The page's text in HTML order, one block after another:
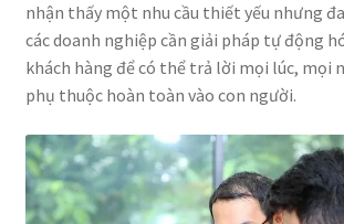
nhận thấy một nhu cầu thiết yếu nhưng
các doanh nghiệp cần giải pháp tự động
khách hàng để có thể trả lời mọi lúc, mọi
phụ thuộc hoàn toàn vào con người.